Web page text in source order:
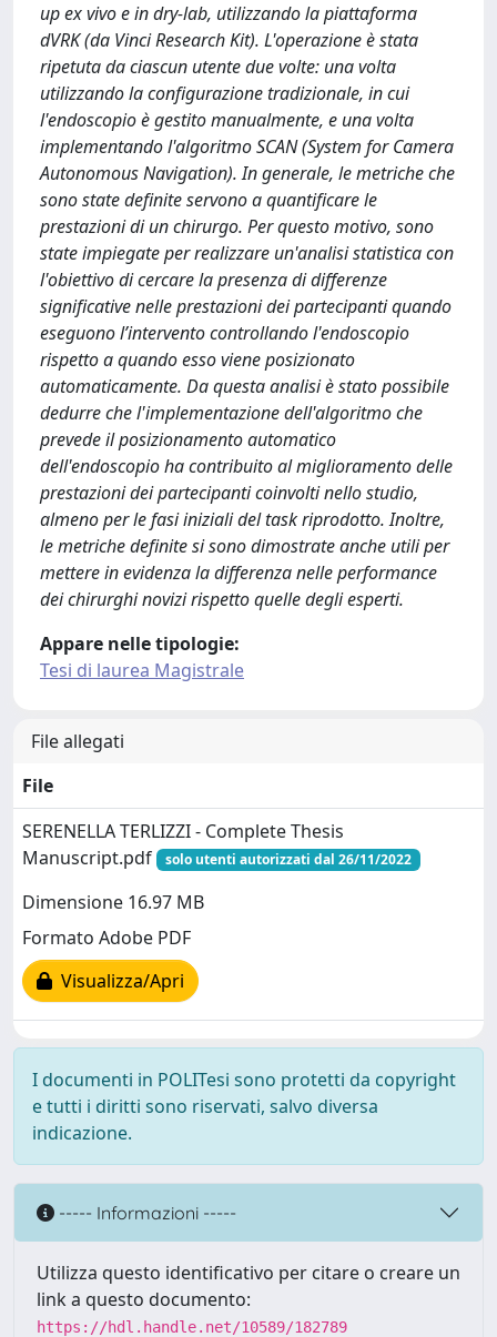
up ex vivo e in dry-lab, utilizzando la piattaforma
dVRK (da Vinci Research Kit). L'operazione è stata
ripetuta da ciascun utente due volte: una volta
utilizzando la configurazione tradizionale, in cui
l'endoscopio è gestito manualmente, e una volta
implementando l'algoritmo SCAN (System for Camera
Autonomous Navigation). In generale, le metriche che
sono state definite servono a quantificare le
prestazioni di un chirurgo. Per questo motivo, sono
state impiegate per realizzare un'analisi statistica con
l'obiettivo di cercare la presenza di differenze
significative nelle prestazioni dei partecipanti quando
eseguono l’intervento controllando l'endoscopio
rispetto a quando esso viene posizionato
automaticamente. Da questa analisi è stato possibile
dedurre che l'implementazione dell'algoritmo che
prevede il posizionamento automatico
dell'endoscopio ha contribuito al miglioramento delle
prestazioni dei partecipanti coinvolti nello studio,
almeno per le fasi iniziali del task riprodotto. Inoltre,
le metriche definite si sono dimostrate anche utili per
mettere in evidenza la differenza nelle performance
dei chirurghi novizi rispetto quelle degli esperti.
Appare nelle tipologie:
Tesi di laurea Magistrale
File allegati
File
SERENELLA TERLIZZI - Complete Thesis
Manuscript.pdf
solo utenti autorizzati dal 26/11/2022
Dimensione 16.97 MB
Formato Adobe PDF
Visualizza/Apri
I documenti in POLITesi sono protetti da copyright
e tutti i diritti sono riservati, salvo diversa
indicazione.
----- Informazioni -----
Utilizza questo identificativo per citare o creare un
link a questo documento:
https://hdl.handle.net/10589/182789